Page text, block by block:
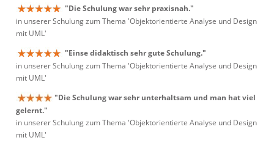
"Die Schulung war sehr praxisnah."
in unserer Schulung zum Thema 'Objektorientierte Analyse und Design
mit UML'
"Einse didaktisch sehr gute Schulung."
in unserer Schulung zum Thema 'Objektorientierte Analyse und Design
mit UML'
"Die Schulung war sehr unterhaltsam und man hat viel
gelernt."
in unserer Schulung zum Thema 'Objektorientierte Analyse und Design
mit UML'